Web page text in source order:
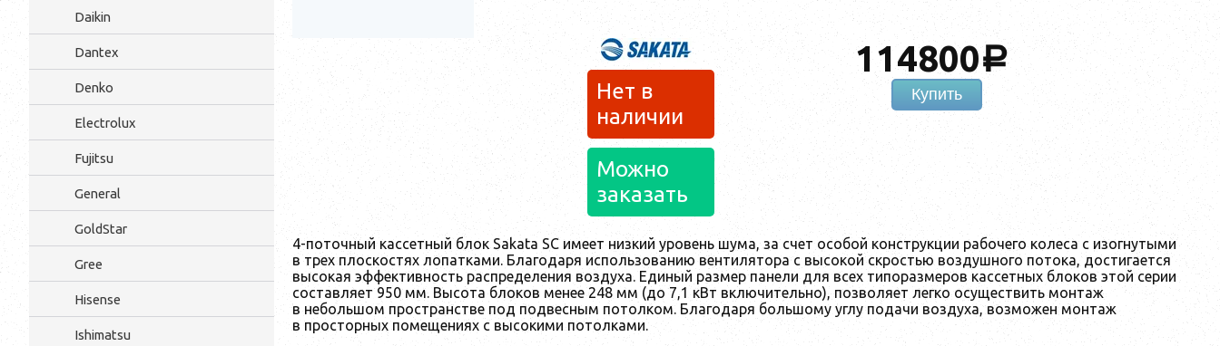
Daikin
Dantex
Denko
Electrolux
Fujitsu
General
GoldStar
Gree
Hisense
Ishimatsu
114800a
Купить
Нет в
наличии
Можно
заказать
4-поточный кассетный блок Sakata SC имеет низкий уровень шума, за счет особой конструкции рабочего колеса с изогнутыми
в трех плоскостях лопатками. Благодаря использованию вентилятора с высокой скростью воздушного потока, достигается
высокая эффективность распределения воздуха. Единый размер панели для всех типоразмеров кассетных блоков этой серии
составляет 950 мм. Высота блоков менее 248 мм (до 7,1 кВт включительно), позволяет легко осуществить монтаж
в небольшом пространстве под подвесным потолком. Благодаря большому углу подачи воздуха, возможен монтаж
в просторных помещениях с высокими потолками.